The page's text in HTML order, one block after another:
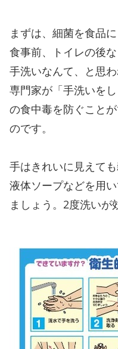
まずは、細菌を食品
食事前、トイレの後
手洗いなんて、と思
専門家が「手洗いを
の食中毒を防ぐこと
のです。
手はきれいに見えて
液体ソープなどを用
ましょう。2度洗いが